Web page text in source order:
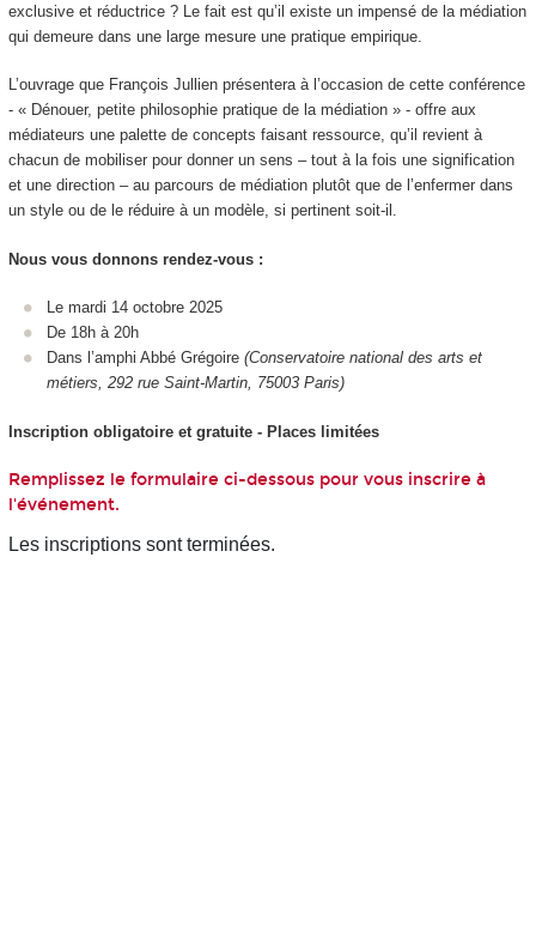
exclusive et réductrice ? Le fait est qu’il existe un impensé de la médiation
qui demeure dans une large mesure une pratique empirique.
L’ouvrage que François Jullien présentera à l’occasion de cette conférence
- « Dénouer, petite philosophie pratique de la médiation » - offre aux
médiateurs une palette de concepts faisant ressource, qu’il revient à
chacun de mobiliser pour donner un sens – tout à la fois une signification
et une direction – au parcours de médiation plutôt que de l’enfermer dans
un style ou de le réduire à un modèle, si pertinent soit-il.
Nous vous donnons rendez-vous :
Le mardi 14 octobre 2025
De 18h à 20h
Dans l’amphi Abbé Grégoire (Conservatoire national des arts et
métiers, 292 rue Saint-Martin, 75003 Paris)
Inscription obligatoire et gratuite - Places limitées
Remplissez le formulaire ci-dessous pour vous inscrire à
l'événement.